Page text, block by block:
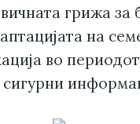
грижа за
на
во